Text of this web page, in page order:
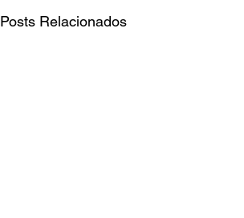
Posts Relacionados